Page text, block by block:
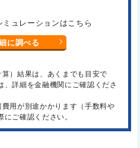
ュレーションはこちら
に調べる
）結果は、あくまでも目安で
詳細を金融機関にご確認くださ
用が別途かかります（手数料や
ご確認ください。